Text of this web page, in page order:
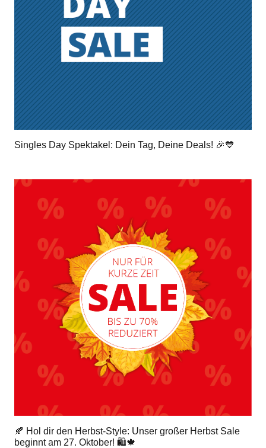
Singles Day Spektakel: Dein Tag, Deine Deals! 🎉💙
🍂 Hol dir den Herbst-Style: Unser großer Herbst Sale
beginnt am 27. Oktober! 🛍️🍁